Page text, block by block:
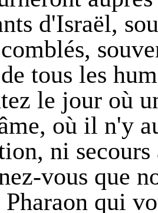
d'Israël,
tous les
le jour où
où il n'y
ni secours
vous que
qui